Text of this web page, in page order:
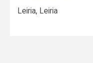
Leiria, Leiria